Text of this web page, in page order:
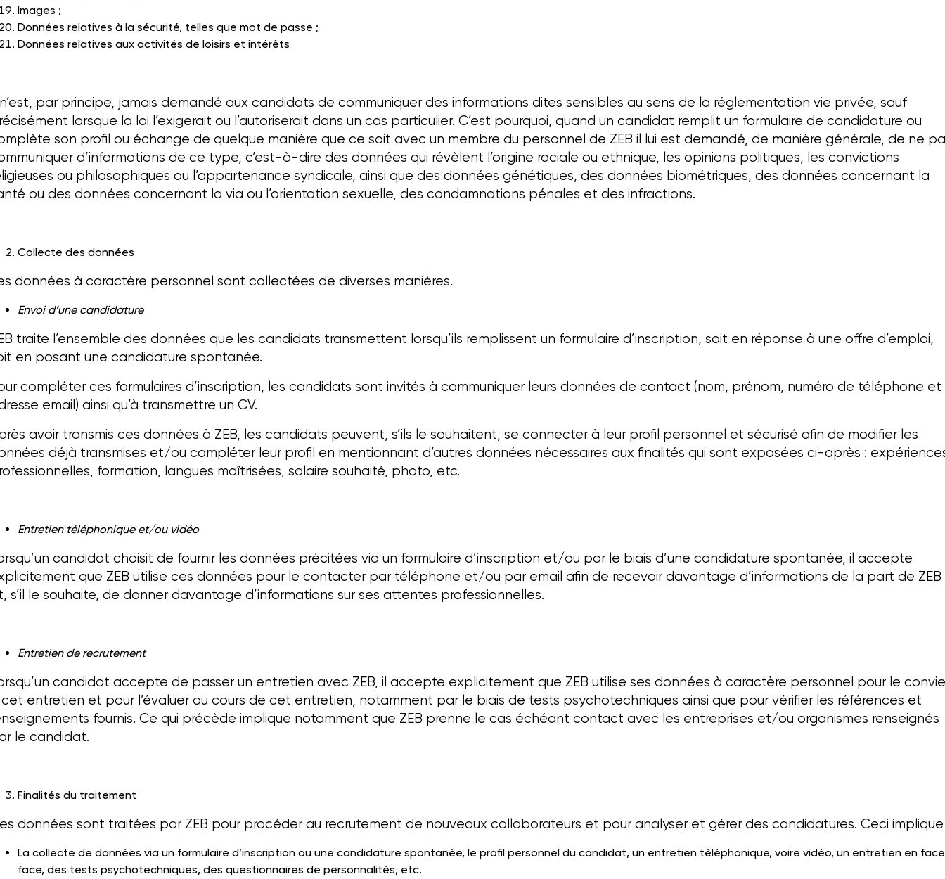
Images ;
Données relatives à la sécurité, telles que mot de passe ;
Données relatives aux activités de loisirs et intérêts
par principe, jamais demandé aux candidats de communiquer des informations dites sensibles au sens de la réglementation vie privée, sauf
lorsque la loi l’exigerait ou l’autoriserait dans un cas particulier. C’est pourquoi, quand un candidat remplit un formulaire de candidature ou
son profil ou échange de quelque manière que ce soit avec un membre du personnel de ZEB il lui est demandé, de manière générale, de ne
d’informations de ce type, c’est-à-dire des données qui révèlent l’origine raciale ou ethnique, les opinions politiques, les convictions
ou philosophiques ou l’appartenance syndicale, ainsi que des données génétiques, des données biométriques, des données concernant la
ou des données concernant la via ou l’orientation sexuelle, des condamnations pénales et des infractions.
Collecte des données
données à caractère personnel sont collectées de diverses manières.
Envoi d’une candidature
traite l’ensemble des données que les candidats transmettent lorsqu’ils remplissent un formulaire d’inscription, soit en réponse à une offre d’emploi,
en posant une candidature spontanée.
compléter ces formulaires d’inscription, les candidats sont invités à communiquer leurs données de contact (nom, prénom, numéro de téléphone et
email) ainsi qu’à transmettre un CV.
avoir transmis ces données à ZEB, les candidats peuvent, s’ils le souhaitent, se connecter à leur profil personnel et sécurisé afin de modifier les
déjà transmises et/ou compléter leur profil en mentionnant d’autres données nécessaires aux finalités qui sont exposées ci-après :
formation, langues maîtrisées, salaire souhaité, photo, etc.
Entretien téléphonique et/ou vidéo
candidat choisit de fournir les données précitées via un formulaire d’inscription et/ou par le biais d’une candidature spontanée, il accepte
que ZEB utilise ces données pour le contacter par téléphone et/ou par email afin de recevoir davantage d’informations de la part de ZEB
s’il le souhaite, de donner davantage d’informations sur ses attentes professionnelles.
Entretien de recrutement
candidat accepte de passer un entretien avec ZEB, il accepte explicitement que ZEB utilise ses données à caractère personnel pour le
entretien et pour l’évaluer au cours de cet entretien, notamment par le biais de tests psychotechniques ainsi que pour vérifier les références et
fournis. Ce qui précède implique notamment que ZEB prenne le cas échéant contact avec les entreprises et/ou organismes renseignés
le candidat.
Finalités du traitement
données sont traitées par ZEB pour procéder au recrutement de nouveaux collaborateurs et pour analyser et gérer des candidatures. Ceci implique
La collecte de données via un formulaire d’inscription ou une candidature spontanée, le profil personnel du candidat, un entretien téléphonique, voire vidéo, un entretien en
face, des tests psychotechniques, des questionnaires de personnalités, etc.